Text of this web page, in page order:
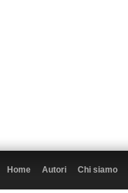
Home Autori Chi siamo